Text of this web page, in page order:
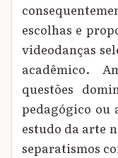
escolhas e
videodanças
acadêmico.
questões
pedagógico ou
estudo da arte
separatismos